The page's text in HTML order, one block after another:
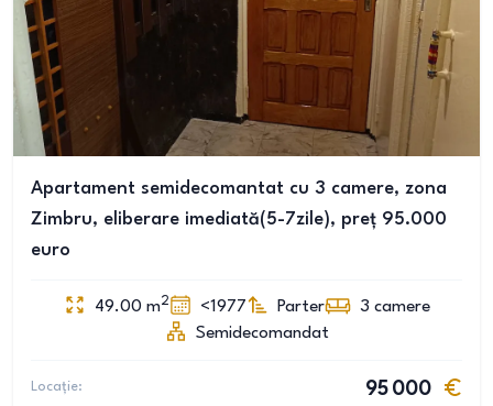
Apartament semidecomantat cu 3 camere, zona
Zimbru, eliberare imediată(5-7zile), preț 95.000
euro
49.00 m2 <1977 Parter 3 camere
Semidecomandat
Locație:
95 000